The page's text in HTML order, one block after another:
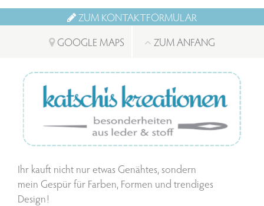
ZUM KONTAKTFORMULAR
GOOGLE MAPS
ZUM ANFANG
Ihr kauft nicht nur etwas Genähtes, sondern
mein Gespür für Farben, Formen und trendiges
Design!